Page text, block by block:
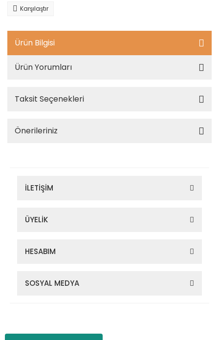
Karşılaştır
Ürün Bilgisi
Ürün Yorumları
Taksit Seçenekleri
Önerileriniz
İLETİŞİM
ÜYELİK
HESABIM
SOSYAL MEDYA